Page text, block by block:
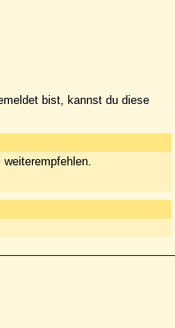
bist, kannst du diese